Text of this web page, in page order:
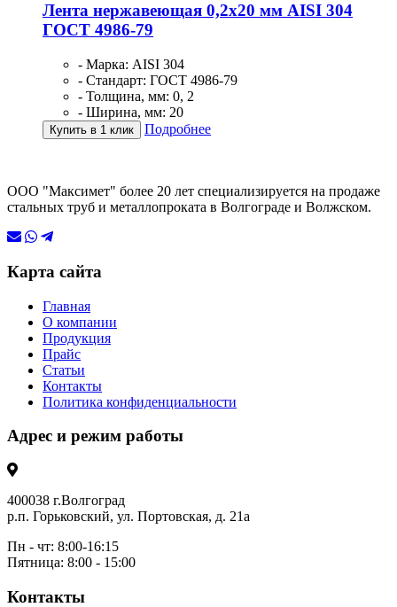
Лента нержавеющая 0,2х20 мм AISI 304
ГОСТ 4986-79
- Марка: AISI 304
- Стандарт: ГОСТ 4986-79
- Толщина, мм: 0, 2
- Ширина, мм: 20
Купить в 1 клик Подробнее
ООО "Максимет" более 20 лет специализируется на продаже
стальных труб и металлопроката в Волгограде и Волжском.
Карта сайта
Главная
О компании
Продукция
Прайс
Статьи
Контакты
Политика конфиденциальности
Адрес и режим работы
400038 г.Волгоград
р.п. Горьковский, ул. Портовская, д. 21а
Пн - чт: 8:00-16:15
Пятница: 8:00 - 15:00
Контакты